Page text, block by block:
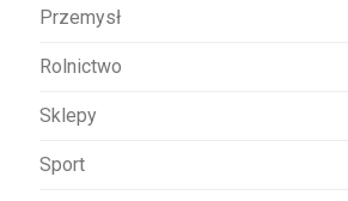
Przemysł
Rolnictwo
Sklepy
Sport